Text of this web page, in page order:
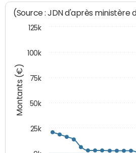
Montants (€)
(Source : JDN d'après ministère
25k
50k
75k
100k
125k